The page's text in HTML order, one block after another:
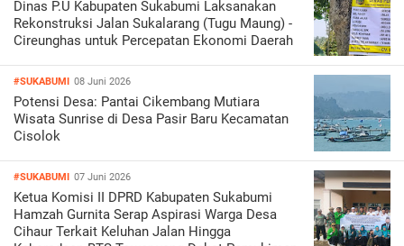
Dinas P.U Kabupaten Sukabumi Laksanakan
Rekonstruksi Jalan Sukalarang (Tugu Maung) -
Cireunghas untuk Percepatan Ekonomi Daerah
#SUKABUMI 08 Juni 2026
Potensi Desa: Pantai Cikembang Mutiara
Wisata Sunrise di Desa Pasir Baru Kecamatan
Cisolok
#SUKABUMI 07 Juni 2026
Ketua Komisi II DPRD Kabupaten Sukabumi
Hamzah Gurnita Serap Aspirasi Warga Desa
Cihaur Terkait Keluhan Jalan Hingga